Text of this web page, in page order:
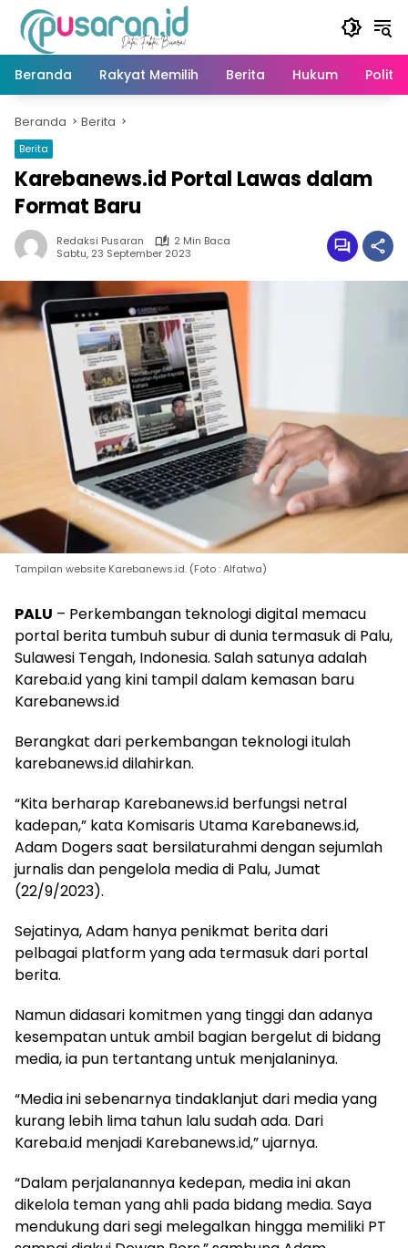
Langsung
konten
Beranda
Rakyat Memilih Berita Hukum Politik
Beranda Berita
Berita
Karebanews.id Portal Lawas dalam
Format Baru
Redaksi Pusaran
2 Min Baca
Sabtu, 23 September 2023
Tampilan website Karebanews.id. (Foto : Alfatwa)
PALU – Perkembangan teknologi digital memacu
portal berita tumbuh subur di dunia termasuk di Palu,
Sulawesi Tengah, Indonesia. Salah satunya adalah
Kareba.id yang kini tampil dalam kemasan baru
Karebanews.id
Berangkat dari perkembangan teknologi itulah
karebanews.id dilahirkan.
“Kita berharap Karebanews.id berfungsi netral
kadepan,” kata Komisaris Utama Karebanews.id,
Adam Dogers saat bersilaturahmi dengan sejumlah
jurnalis dan pengelola media di Palu, Jumat
(22/9/2023).
Sejatinya, Adam hanya penikmat berita dari
pelbagai platform yang ada termasuk dari portal
berita.
Namun didasari komitmen yang tinggi dan adanya
kesempatan untuk ambil bagian bergelut di bidang
media, ia pun tertantang untuk menjalaninya.
“Media ini sebenarnya tindaklanjut dari media yang
kurang lebih lima tahun lalu sudah ada. Dari
Kareba.id menjadi Karebanews.id,” ujarnya.
“Dalam perjalanannya kedepan, media ini akan
dikelola teman yang ahli pada bidang media. Saya
mendukung dari segi melegalkan hingga memiliki PT